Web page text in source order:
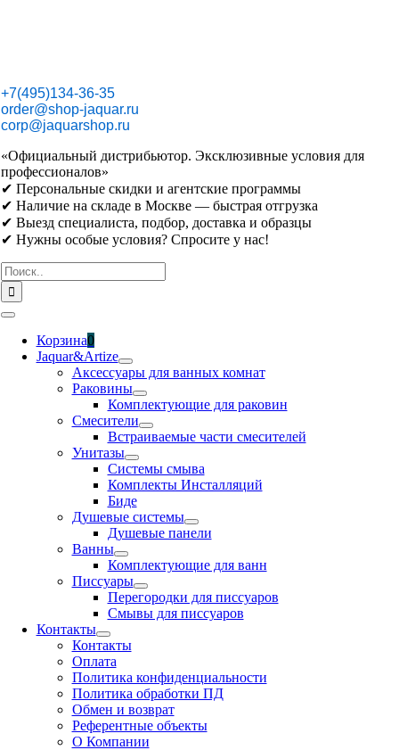
+7(495)134-36-35
order@shop-jaquar.ru
corp@jaquarshop.ru
«Официальный дистрибьютор. Эксклюзивные условия для
профессионалов»
✔ Персональные скидки и агентские программы
✔ Наличие на складе в Москве — быстрая отгрузка
✔ Выезд специалиста, подбор, доставка и образцы
✔ Нужны особые условия? Спросите у нас!
Результат
поиска:
Toggle
NavigationКорзина0
Jaquar&Artize
Аксессуары для ванных комнат
Раковины
Комплектующие для раковин
Смесители
Встраиваемые части смесителей
Унитазы
Системы смыва
Комплекты Инсталляций
Биде
Душевые системы
Душевые панели
Ванны
Комплектующие для ванн
Писсуары
Перегородки для писсуаров
Смывы для писсуаров
Контакты
Контакты
Оплата
Политика конфиденциальности
Политика обработки ПД
Обмен и возврат
Референтные объекты
О Компании